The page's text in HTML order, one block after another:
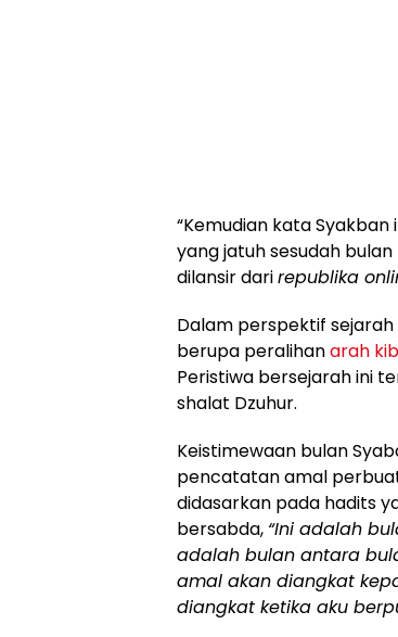
“Kemudian kata
yang jatuh sesudah
dilansir darirepublika
Dalam perspektif
berupa peralihanarah
Peristiwa bersejarah ini
shalat Dzuhur.
Keistimewaan bulan
pencatatan amal
didasarkan pada hadits
bersabda, “Ini adalah
adalah bulan antara
amal akan diangkat
diangkat ketika aku